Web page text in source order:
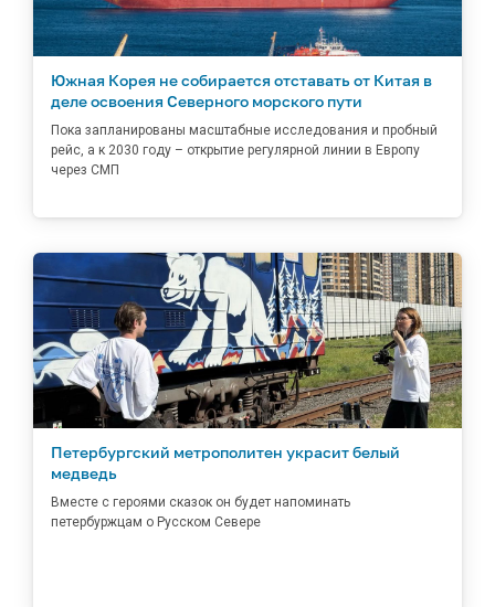
Южная Корея не собирается отставать от Китая в
деле освоения Северного морского пути
Пока запланированы масштабные исследования и пробный
рейс, а к 2030 году – открытие регулярной линии в Европу
через СМП
Петербургский метрополитен украсит белый
медведь
Вместе с героями сказок он будет напоминать
петербуржцам о Русском Севере